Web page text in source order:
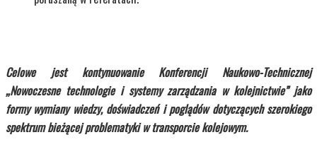
Celowe jest kontynuowanie Konferencji Naukowo-Technicznej
„Nowoczesne technologie i systemy zarządzania w kolejnictwie” jako
formy wymiany wiedzy, doświadczeń i poglądów dotyczących szerokiego
spektrum bieżącej problematyki w transporcie kolejowym.